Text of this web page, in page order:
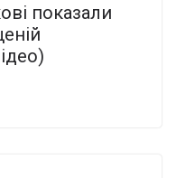
показали